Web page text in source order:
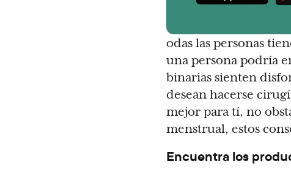
odas las personas
una persona podría
binarias sienten
desean hacerse
mejor para tí, no
menstrual, estos
Encuentra los